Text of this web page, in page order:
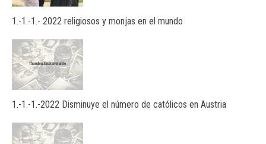
1.-1.-1.- 2022 religiosos y monjas en el mundo
1.-1.-1.-2022 Disminuye el número de católicos en Austria